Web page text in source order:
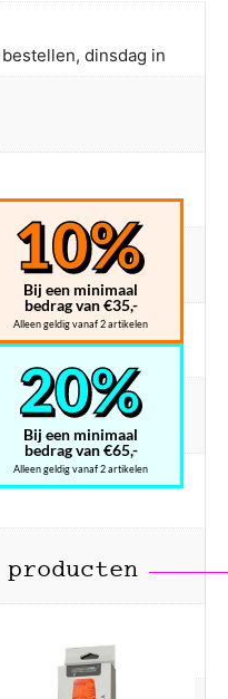
bestellen, dinsdag in
Bij een minimaal
bedrag van €35,-
Alleen geldig vanaf 2 artikelen
Bij een minimaal
bedrag van €65,-
Alleen geldig vanaf 2 artikelen